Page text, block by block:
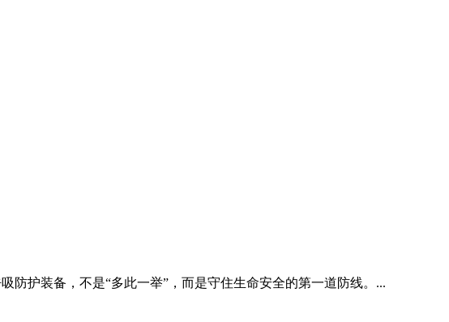
防护装备，不是“多此一举”，而是守住生命安全的第一道防线。...